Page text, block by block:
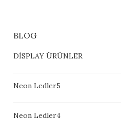
BLOG
DİSPLAY ÜRÜNLER
Neon Ledler5
Neon Ledler4